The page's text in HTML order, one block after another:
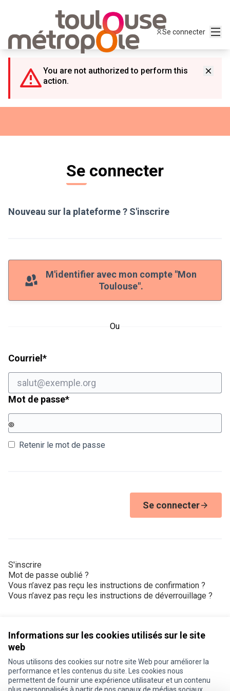
Informations sur les cookies utilisés sur le site
web
Nous utilisons des cookies sur notre site Web pour améliorer la
performance et les contenus du site. Les cookies nous
permettent de fournir une expérience utilisateur et un contenu
Se connecter
You are not authorized to perform this
action.
Se connecter
Nouveau sur la plateforme ? S'inscrire
M'identifier avec mon compte "Mon
Toulouse".
Ou
Courriel *Champ obligatoire
Mot de passe*Champ obligatoire
Retenir le mot de passe
Se connecter
S'inscrire
Mot de passe oublié ?
Vous n’avez pas reçu les instructions de confirmation ?
Vous n’avez pas reçu les instructions de déverrouillage ?
Conditions d'utilisation
Paramètres des cookies
Je participe ! sur X
Je participe ! sur Facebook
Je participe ! sur Instagram